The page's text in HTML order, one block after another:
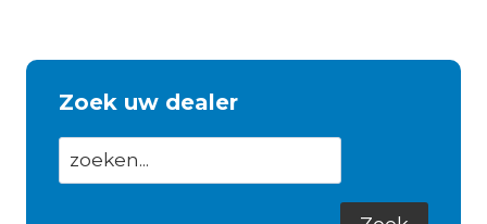
Zoek uw dealer